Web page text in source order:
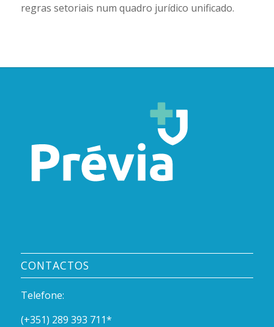
regras setoriais num quadro jurídico unificado.
CONTACTOS
Telefone:
(+351) 289 393 711*